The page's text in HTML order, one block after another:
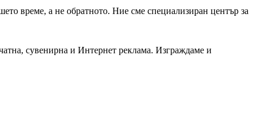
време, а не обратното. Ние сме специализиран център за
сувенирна и Интернет реклама. Изграждаме и